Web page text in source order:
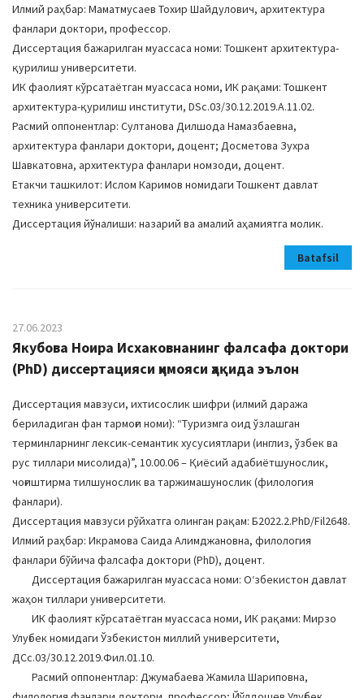
Илмий раҳбар: Маматмусаев Тохир Шайдулович, архитектура
фанлари доктори, профессор.
Диссертация бажарилган муассаса номи: Тошкент архитектура-
қурилиш университети.
ИК фаолият кўрсатаётган муассаса номи, ИК рақами: Тошкент
архитектура-қурилиш институти, DSc.03/30.12.2019.A.11.02.
Расмий оппонентлар: Султанова Дилшода Намазбаевна,
архитектура фанлари доктори, доцент; Досметова Зухра
Шавкатовна, архитектура фанлари номзоди, доцент.
Етакчи ташкилот: Ислом Каримов номидаги Тошкент давлат
техника университети.
Диссертация йўналиши: назарий ва амалий аҳамиятга молик.
Batafsil
27.06.2023
Якубова Ноира Исхаковнанинг фалсафа доктори
(PhD) диссертацияси ҳимояси ҳақида эълон
Диссертация мавзуси, ихтисослик шифри (илмий даража
бериладиган фан тармоғи номи): “Туризмга оид ўзлашган
терминларнинг лексик-семантик хусусиятлари (инглиз, ўзбек ва
рус тиллари мисолида)”, 10.00.06 – Қиёсий адабиётшунослик,
чоғиштирма тилшунослик ва таржимашунослик (филология
фанлари).
Диссертация мавзуси рўйхатга олинган рақам: Б2022.2.PhD/Fil2648.
Илмий раҳбар: Икрамова Саида Алимджановна, филология
фанлари бўйича фалсафа доктори (PhD), доцент.
Диссертация бажарилган муассаса номи: Оʻзбекистон давлат
жаҳон тиллари университети.
ИК фаолият кўрсатаётган муассаса номи, ИК рақами: Мирзо
Улуғбек номидаги Ўзбекистон миллий университети,
ДСc.03/30.12.2019.Фил.01.10.
Расмий оппонентлар: Джумабаева Жамила Шариповна,